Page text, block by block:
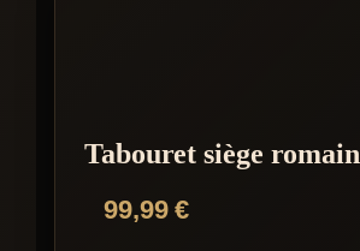
Tabouret siège romain
99,99€